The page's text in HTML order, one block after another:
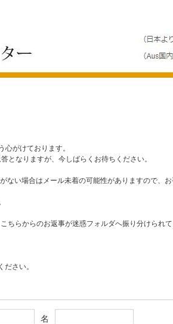
がけております。
となりますが、今しばらくお待ちください。
ない場合はメール未着の可能性がありますので、
らからのお返事が迷惑フォルダへ振り分けられ
さい。
名